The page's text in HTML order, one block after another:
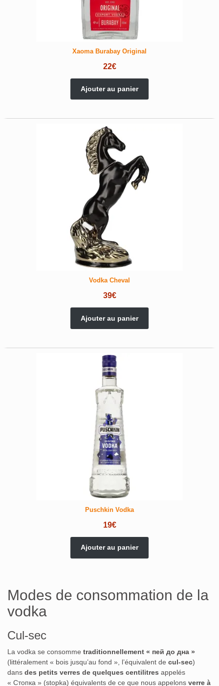
Xaoma Burabay Original
22€
Ajouter au panier
Vodka Cheval
39€
Ajouter au panier
Puschkin Vodka
19€
Ajouter au panier
Modes de consommation de la
vodka
Cul-sec
La vodka se consomme traditionnellement « пей до дна »
(littéralement « bois jusqu’au fond », l’équivalent de cul-sec)
dans des petits verres de quelques centilitres appelés
« Стопка » (stopka) équivalents de ce que nous appelons verre à